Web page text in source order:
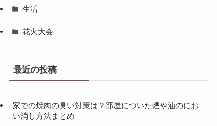
生活
花火大会
最近の投稿
家での焼肉の臭い対策は？部屋についた煙や油のにお
い消し方法まとめ